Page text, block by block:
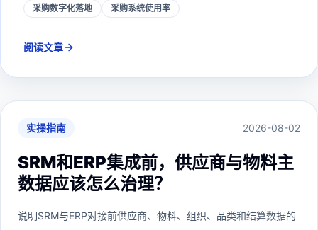
采购数字化落地
采购系统使用率
阅读文章
实操指南 2026-08-02
SRM和ERP集成前，供应商与物料主
数据应该怎么治理？
说明SRM与ERP对接前供应商、物料、组织、品类和结算数据的